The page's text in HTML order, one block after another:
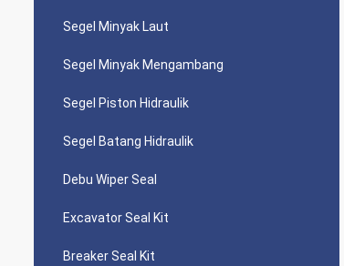
Segel Minyak Laut
Segel Minyak Mengambang
Segel Piston Hidraulik
Segel Batang Hidraulik
Debu Wiper Seal
Excavator Seal Kit
Breaker Seal Kit